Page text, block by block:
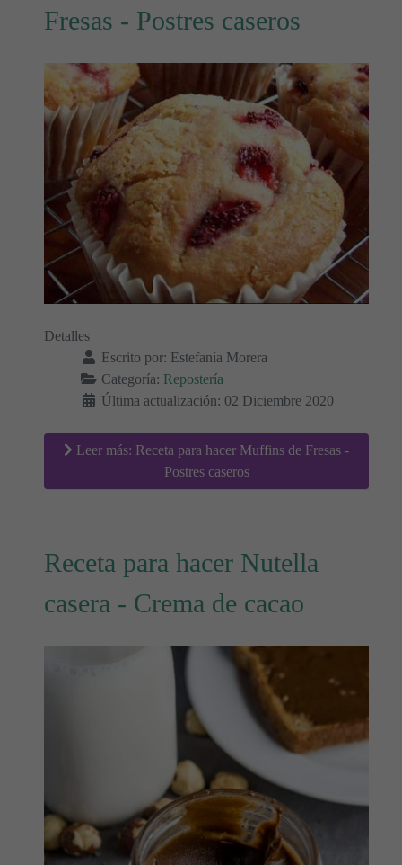
Fresas - Postres caseros
Detalles
Escrito por: Estefanía Morera
Categoría: Repostería
Última actualización: 02 Diciembre 2020
Leer más: Receta para hacer Muffins de Fresas -
Postres caseros
Receta para hacer Nutella
casera - Crema de cacao